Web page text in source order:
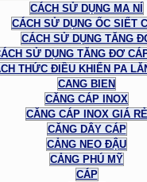
CÁCH SỬ DỤNG MA NÍ
CÁCH SỬ DỤNG ỐC SIẾT
CÁCH SỬ DỤNG TĂNG
SỬ DỤNG TĂNG ĐƠ
THỨC ĐIỀU KHIỂN PA
CANG BIEN
CĂNG CÁP INOX
CĂNG CÁP INOX GIÁ RẺ
CĂNG DÂY CÁP
CẢNG NEO ĐẬU
CẢNG PHÚ MỸ
CÁP